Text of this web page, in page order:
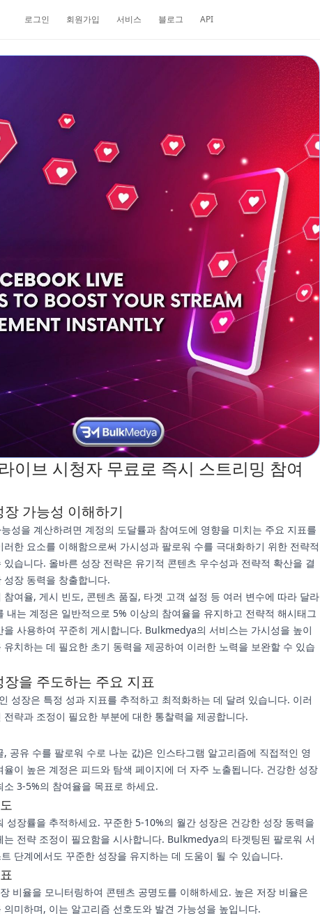
로그인 회원가입 서비스 블로그 API
이브 시청자 무료로 즉시 스트리밍 참여
가능성 이해하기
성을 계산하려면 계정의 도달률과 참여도에 영향을 미치는 주요 지표를
러한 요소를 이해함으로써 가시성과 팔로워 수를 극대화하기 위한 전략적
있습니다. 올바른 성장 전략은 유기적 콘텐츠 우수성과 전략적 확산을 결
성장 동력을 창출합니다.
참여율, 게시 빈도, 콘텐츠 품질, 타겟 고객 설정 등 여러 변수에 따라 달라
내는 계정은 일반적으로 5% 이상의 참여율을 유지하고 전략적 해시태그
을 사용하여 꾸준히 게시합니다. Bulkmedya의 서비스는 가시성을 높이
유치하는 데 필요한 초기 동력을 제공하여 이러한 노력을 보완할 수 있습
장을 주도하는 주요 지표
성장은 특정 성과 지표를 추적하고 최적화하는 데 달려 있습니다. 이러
전략과 조정이 필요한 부분에 대한 통찰력을 제공합니다.
, 공유 수를 팔로워 수로 나눈 값)은 인스타그램 알고리즘에 직접적인 영
율이 높은 계정은 피드와 탐색 페이지에 더 자주 노출됩니다. 건강한 성장
소 3-5%의 참여율을 목표로 하세요.
성장률을 추적하세요. 꾸준한 5-10%의 월간 성장은 건강한 성장 동력을
는 전략 조정이 필요함을 시사합니다. Bulkmedya의 타겟팅된 팔로워 서
단계에서도 꾸준한 성장을 유지하는 데 도움이 될 수 있습니다.
비율을 모니터링하여 콘텐츠 공명도를 이해하세요. 높은 저장 비율은
의미하며, 이는 알고리즘 선호도와 발견 가능성을 높입니다.